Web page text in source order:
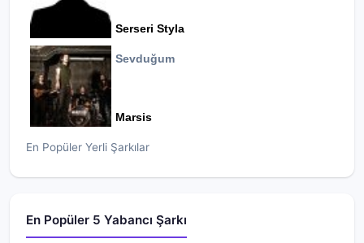
Serseri Styla
Sevduğum
Marsis
En Popüler Yerli Şarkılar
En Popüler 5 Yabancı Şarkı